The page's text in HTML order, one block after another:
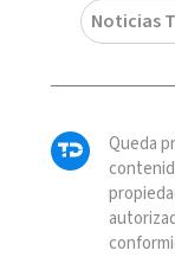
Noticias
Queda